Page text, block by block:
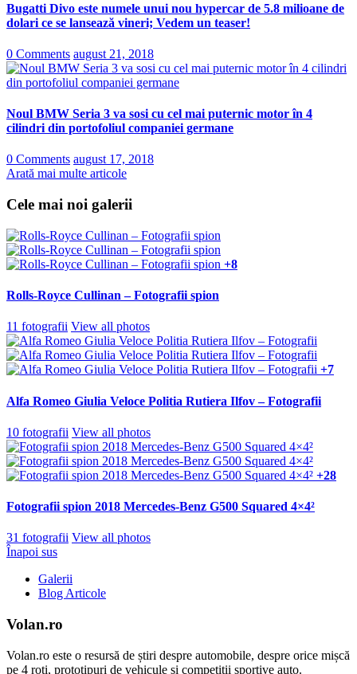
Bugatti Divo este numele unui nou hypercar de 5.8 milioane de
dolari ce se lansează vineri; Vedem un teaser!
0 Comments august 21, 2018
Noul BMW Seria 3 va sosi cu cel mai puternic motor în 4
cilindri din portofoliul companiei germane
0 Comments august 17, 2018
Arată mai multe articole
Cele mai noi galerii
+8
Rolls-Royce Cullinan – Fotografii spion
11 fotografii View all photos
+7
Alfa Romeo Giulia Veloce Politia Rutiera Ilfov – Fotografii
10 fotografii View all photos
+28
Fotografii spion 2018 Mercedes-Benz G500 Squared 4×4²
31 fotografii View all photos
Înapoi sus
Galerii
Blog Articole
Volan.ro
Volan.ro este o resursă de știri despre automobile, despre orice mișcă
pe 4 roți, prototipuri de vehicule si competiții sportive auto.